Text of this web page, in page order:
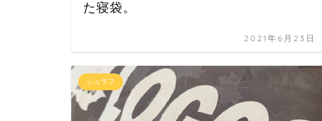
た寝袋。
2021年6月23日
シュラフ